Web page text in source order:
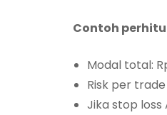
Contoh
Modal total:
Risk per
Jika stop loss